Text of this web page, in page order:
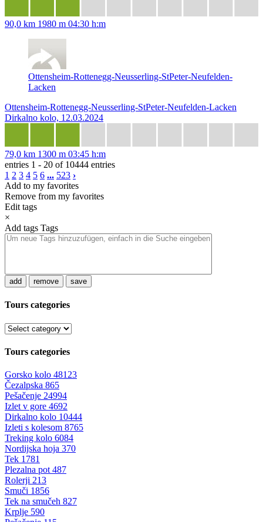
90,0 km 1980 m 04:30 h:m
Ottensheim-Rottenegg-Neusserling-‌StPeter-Neufelden-
Lacken
Ottensheim-Rottenegg-Neusserling-‌StPeter-Neufelden-Lacken
Dirkalno kolo, 12.03.2024
79,0 km 1300 m 03:45 h:m
entries 1 - 20 of 10444 entries
1 2 3 4 5 6 ... 523 ›
Add to my favorites
Remove from my favorites
Edit tags
×
Add tags Tags
add remove save
Tours categories
Tours categories
Gorsko kolo 48123
Čezalpska 865
Pešačenje 24994
Izlet v gore 4692
Dirkalno kolo 10444
Izleti s kolesom 8765
Treking kolo 6084
Nordijska hoja 370
Tek 1781
Plezalna pot 487
Rolerji 213
Smuči 1856
Tek na smučeh 827
Krplje 590